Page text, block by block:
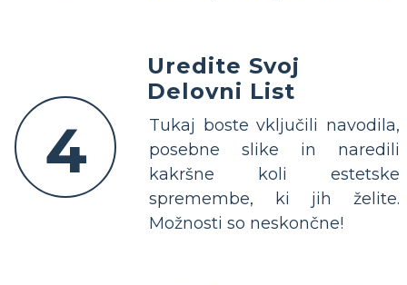
4
Uredite Svoj
Delovni List
Tukaj boste vključili navodila,
posebne slike in naredili
kakršne koli estetske
spremembe, ki jih želite.
Možnosti so neskončne!